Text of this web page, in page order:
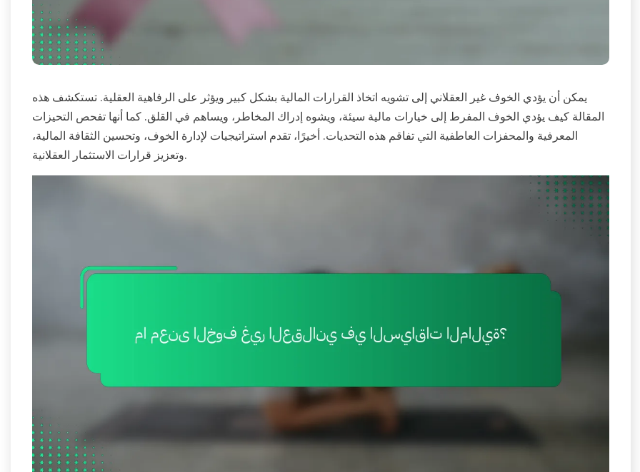
يمكن أن يؤدي الخوف غير العقلاني إلى تشويه اتخاذ القرارات المالية بشكل كبير ويؤثر على الرفاهية العقلية. تستكشف هذه
المقالة كيف يؤدي الخوف المفرط إلى خيارات مالية سيئة، ويشوه إدراك المخاطر، ويساهم في القلق. كما أنها تفحص التحيزات
المعرفية والمحفزات العاطفية التي تفاقم هذه التحديات. أخيرًا، تقدم استراتيجيات لإدارة الخوف، وتحسين الثقافة المالية،
وتعزيز قرارات الاستثمار العقلانية.